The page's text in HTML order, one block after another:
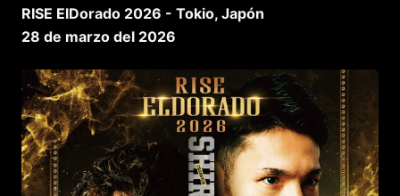
RISE ElDorado 2026 - Tokio, Japón
28 de marzo del 2026